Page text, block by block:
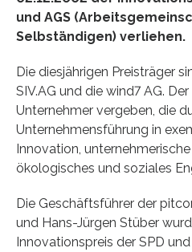
und AGS
Selbständigen) verliehen.
Die diesjährigen Preisträger
SIV.AG und die wind7 AG.
Unternehmer vergeben, die
Unternehmensführung in
Innovation,
ökologisches und soziales
Die Geschäftsführer der
und Hans-Jürgen Stüber
Innovationspreis der SPD